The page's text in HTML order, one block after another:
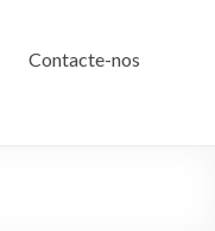
Contacte-nos